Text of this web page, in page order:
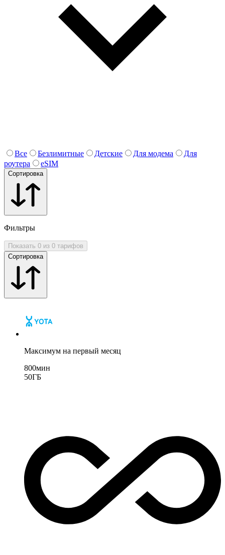
Все Безлимитные Детские Для модема
Для
роутера
eSIM
Сортировка
Фильтры
Показать 0 из 0 тарифов
Сортировка
Максимум на первый месяц
800мин
50ГБ